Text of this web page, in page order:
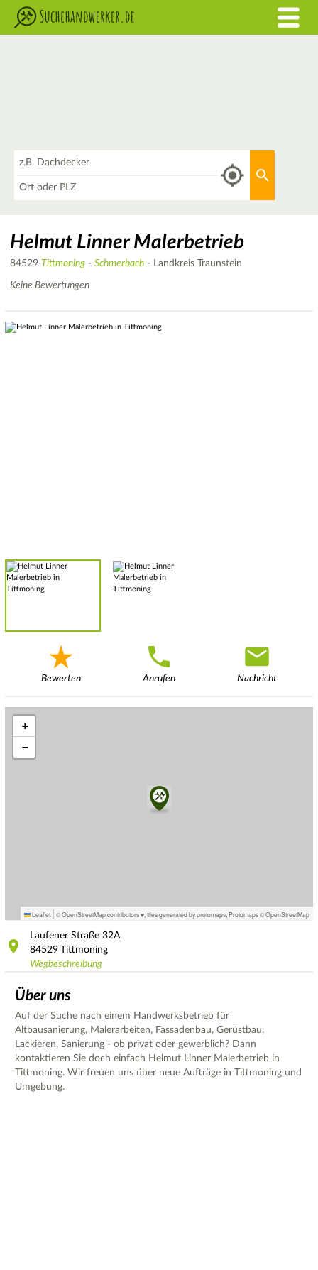
Helmut Linner Malerbetrieb
84529 Tittmoning - Schmerbach - Landkreis Traunstein
Keine Bewertungen
Bewerten Anrufen Nachricht
+
−
Leaflet | © OpenStreetMap contributors ♥, tiles generated by protomaps Protomaps©OpenStreetMap
Laufener Straße 32A
84529 Tittmoning
Wegbeschreibung
Über uns
Auf der Suche nach einem Handwerksbetrieb für
Altbausanierung, Malerarbeiten, Fassadenbau, Gerüstbau,
Lackieren, Sanierung - ob privat oder gewerblich? Dann
kontaktieren Sie doch einfach Helmut Linner Malerbetrieb in
Tittmoning. Wir freuen uns über neue Aufträge in Tittmoning und
Umgebung.